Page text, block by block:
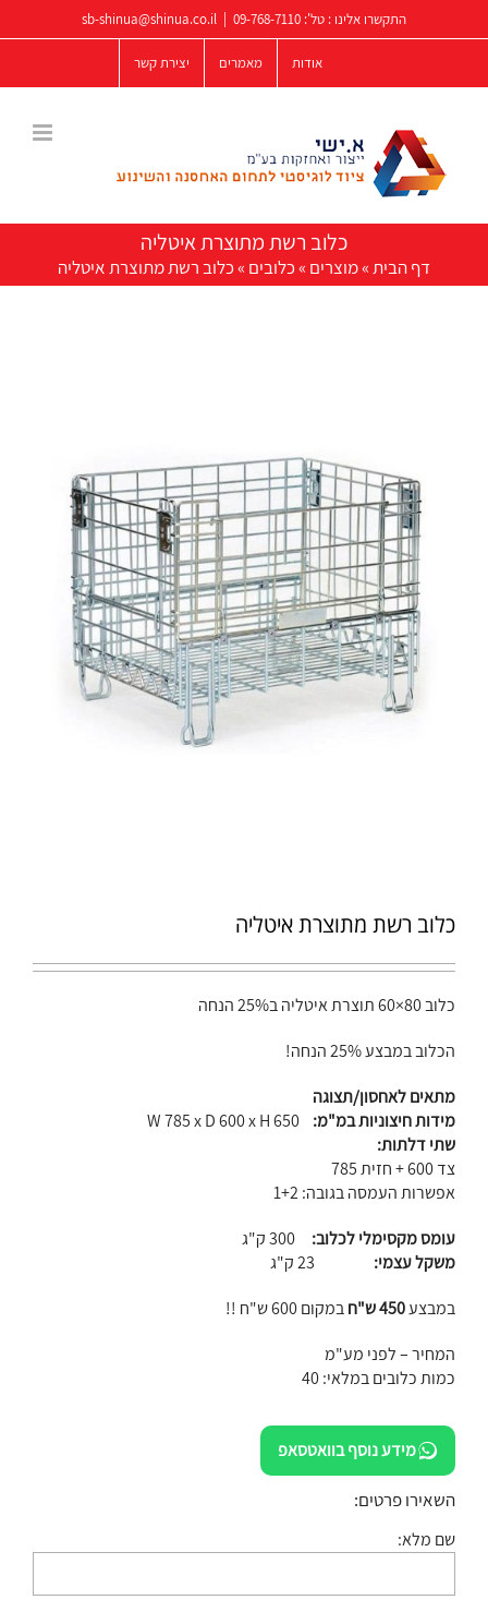
לתוכן
התקשרו אלינו : טל': 09-768-7110
sb-shinua@shinua.co.il
אודות מאמרים יצירת קשר
כלוב רשת מתוצרת איטליה
דף הבית»מוצרים »כלובים »כלוב רשת מתוצרת איטליה
כלוב רשת מתוצרת איטליה
כלוב 80×60 תוצרת איטליה ב25% הנחה
הכלוב במבצע 25% הנחה!
מתאים לאחסון/תצוגה
מידות חיצוניות במ"מ: W 785 x D 600 x H 650
שתי דלתות:
צד 600 + חזית 785
אפשרות העמסה בגובה: 1+2
עומס מקסימלי לכלוב: 300 ק"ג
משקל עצמי: 23 ק"ג
במבצע450 ש"ח
במקום 600 ש"ח !!
המחיר – לפני מע"מ
כמות כלובים במלאי: 40
מידע נוסף בוואטסאפ
השאירו פרטים:
שם מלא: